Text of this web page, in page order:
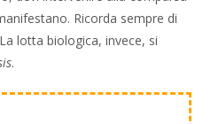
Ricorda sempre di
lotta biologica, invece, si
.